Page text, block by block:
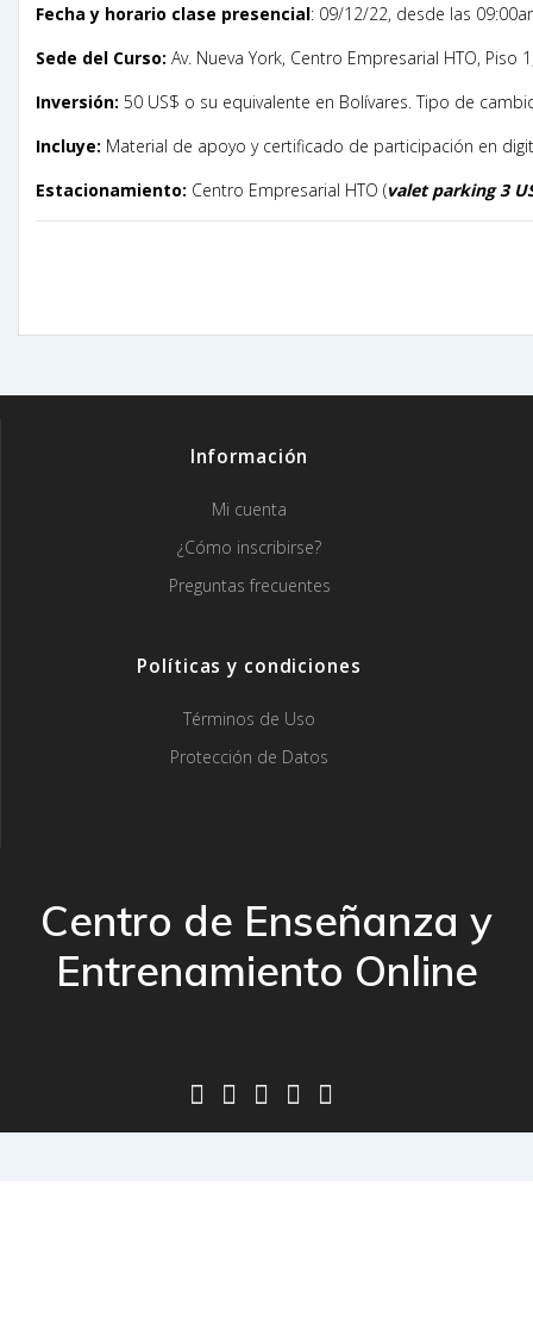
Fecha y horario clase presencial: 09/12/22, desde las
Sede del Curso: Av. Nueva York, Centro Empresarial HTO, Piso
Inversión: 50 US$ o su equivalente en Bolívares. Tipo de
Incluye: Material de apoyo y certificado de participación en
Estacionamiento: Centro Empresarial HTO (valet parking 3
Información
Mi cuenta
¿Cómo inscribirse?
Preguntas frecuentes
Políticas y condiciones
Términos de Uso
Protección de Datos
Centro de Enseñanza y
Entrenamiento Online